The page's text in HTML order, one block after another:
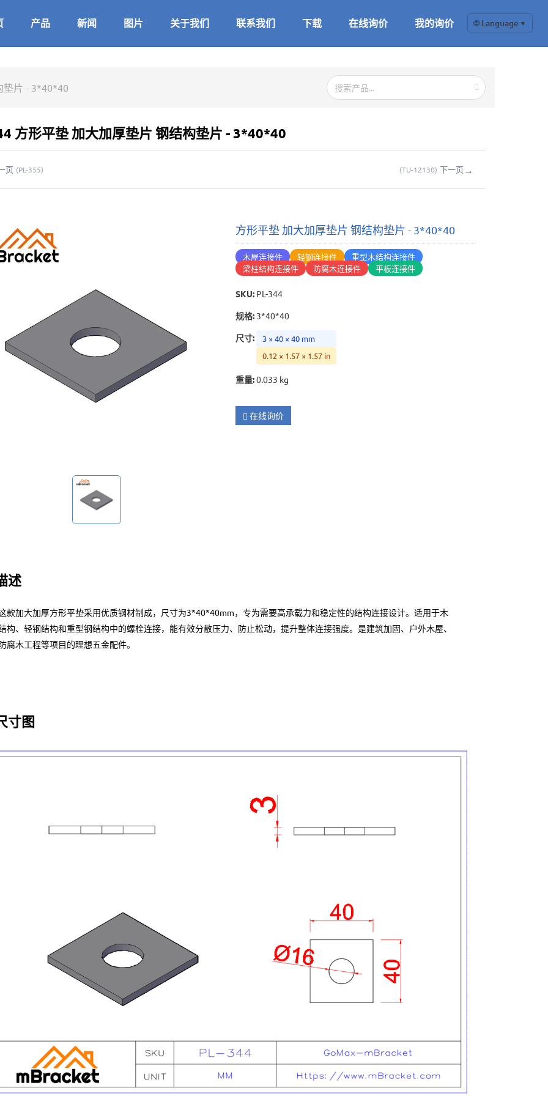
产品 新闻 图片 关于我们 联系我们 下载 在线询价 我的询价 🌐 Language ▼
垫片 - 3*40*40
方形平垫 加大加厚垫片 钢结构垫片 - 3*40*40
页 (PL-355) (TU-12130) 下一页 →
方形平垫 加大加厚垫片 钢结构垫片 - 3*40*40
木屋连接件 轻钢连接件
重型木结构连接件
梁柱结构连接件
防腐木连接件 平板连接件
SKU: PL-344
规格: 3*40*40
尺寸:
3 × 40 × 40 mm
0.12 × 1.57 × 1.57 in
重量:0.033 kg
在线询价
述
款加大加厚方形平垫采用优质钢材制成，尺寸为3*40*40mm，专为需要高承载力和稳定性的结构连接设计。适用于木
构、轻钢结构和重型钢结构中的螺栓连接，能有效分散压力、防止松动，提升整体连接强度。是建筑加固、户外木屋、
腐木工程等项目的理想五金配件。
寸图